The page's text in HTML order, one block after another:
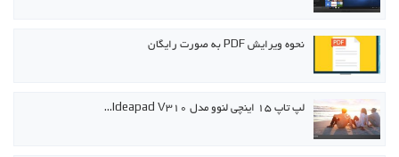
نحوه ویرایش PDF به صورت رایگان
لپ تاپ ۱۵ اینچی لنوو مدل Ideapad V310…